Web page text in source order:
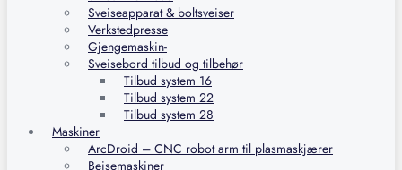
Sveiseapparat & boltsveiser
Verkstedpresse
Gjengemaskin-
Sveisebord tilbud og tilbehør
Tilbud system 16
Tilbud system 22
Tilbud system 28
Maskiner
ArcDroid – CNC robot arm til plasmaskjærer
Beisemaskiner